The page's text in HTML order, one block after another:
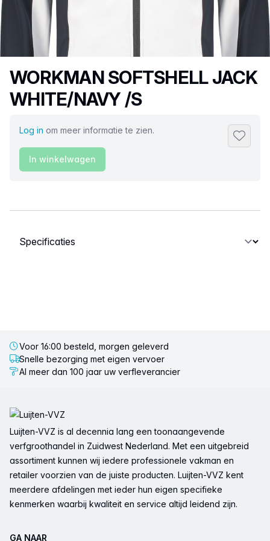
Productnaam
WORKMAN SOFTSHELL JACK
WHITE/NAVY /S
Log in om meer informatie te zien.
In winkelwagen
Selecteer een tabblad
Voor 16:00 besteld, morgen geleverd
Snelle bezorging met eigen vervoer
Al meer dan 100 jaar uw verfleverancier
Luijten-VVZ is al decennia lang een toonaangevende
verfgroothandel in Zuidwest Nederland. Met een uitgebreid
assortiment kunnen wij iedere professionele vakman en
retailer voorzien van de juiste producten. Luijten-VVZ kent
meerdere afdelingen met ieder hun eigen specifieke
kenmerken waarbij kwaliteit en service altijd leidend zijn.
GA NAAR